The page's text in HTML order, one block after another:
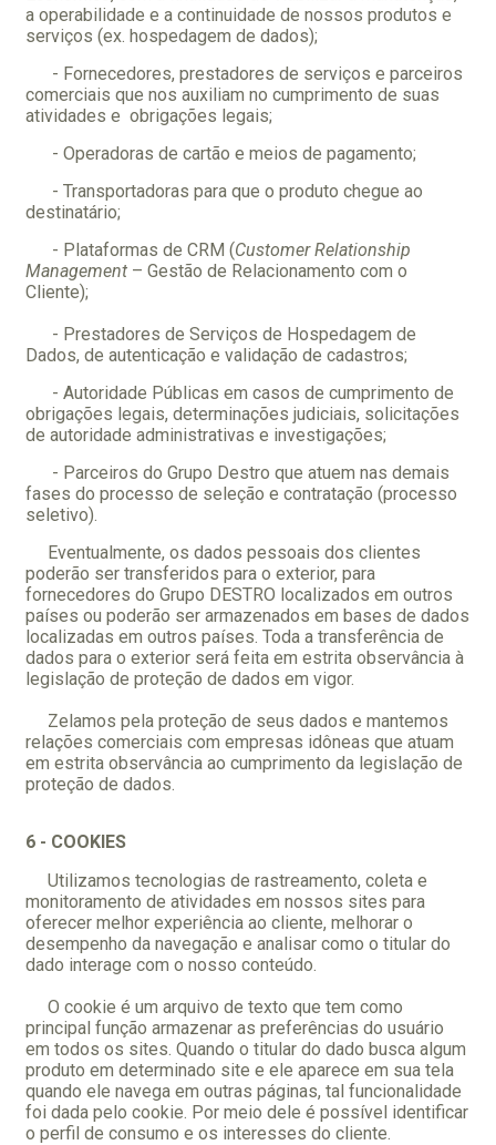
a operabilidade e a continuidade de nossos produtos e
serviços (ex. hospedagem de dados);
- Fornecedores, prestadores de serviços e parceiros
comerciais que nos auxiliam no cumprimento de suas
atividades e obrigações legais;
- Operadoras de cartão e meios de pagamento;
- Transportadoras para que o produto chegue ao
destinatário;
- Plataformas de CRM (Customer Relationship
Management – Gestão de Relacionamento com o
Cliente);
- Prestadores de Serviços de Hospedagem de
Dados, de autenticação e validação de cadastros;
- Autoridade Públicas em casos de cumprimento de
obrigações legais, determinações judiciais, solicitações
de autoridade administrativas e investigações;
- Parceiros do Grupo Destro que atuem nas demais
fases do processo de seleção e contratação (processo
seletivo).
Eventualmente, os dados pessoais dos clientes
poderão ser transferidos para o exterior, para
fornecedores do Grupo DESTRO localizados em outros
países ou poderão ser armazenados em bases de dados
localizadas em outros países. Toda a transferência de
dados para o exterior será feita em estrita observância à
legislação de proteção de dados em vigor.
Zelamos pela proteção de seus dados e mantemos
relações comerciais com empresas idôneas que atuam
em estrita observância ao cumprimento da legislação de
proteção de dados.
6 - COOKIES
Utilizamos tecnologias de rastreamento, coleta e
monitoramento de atividades em nossos sites para
oferecer melhor experiência ao cliente, melhorar o
desempenho da navegação e analisar como o titular do
dado interage com o nosso conteúdo.
O cookie é um arquivo de texto que tem como
principal função armazenar as preferências do usuário
em todos os sites. Quando o titular do dado busca algum
produto em determinado site e ele aparece em sua tela
quando ele navega em outras páginas, tal funcionalidade
foi dada pelo cookie. Por meio dele é possível identificar
o perfil de consumo e os interesses do cliente.